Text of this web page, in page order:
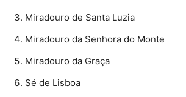
Miradouro de Santa Luzia
Miradouro da Senhora do Monte
Miradouro da Graça
Sé de Lisboa